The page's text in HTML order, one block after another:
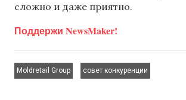
сложно и даже приятно.
Поддержи NewsMaker!
Moldretail Group
совет конкуренции